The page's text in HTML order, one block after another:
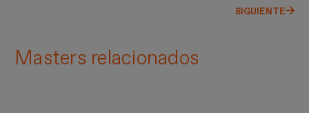
SIGUIENTE
Masters relacionados